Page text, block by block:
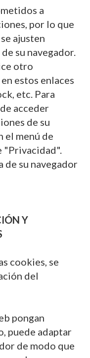
a
por lo que
ajusten
su navegador.
otro
estos enlaces
etc. Para
acceder
de su
el menú de
"Privacidad".
de su navegador
Y
cookies, se
del
pongan
puede adaptar
de modo que